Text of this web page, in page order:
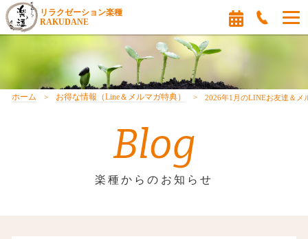
リラクゼーション楽種
RAKUDANE
ホーム お得な情報（Line＆メルマガ特典） 2026年1月のLINEお友達＆メ
Blog
楽種からのお知らせ